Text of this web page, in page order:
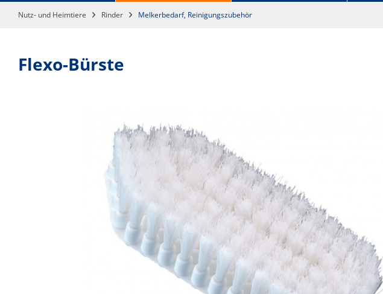
Nutz- und Heimtiere Rinder Melkerbedarf, Reinigungszubehör
Flexo-Bürste